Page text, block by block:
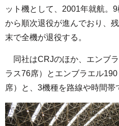
ット機として、2001年就航。
から順次退役が進んでおり、
末で全機が退役する。
同社はCRJのほか、エンブ
ラス76席）とエンブラエル
席）と、3機種を路線や時間帯